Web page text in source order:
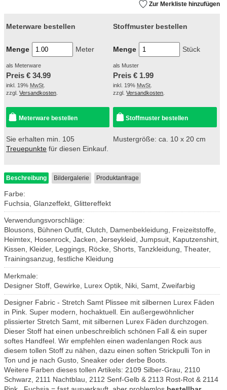
Zur Merkliste hinzufügen
Meterware bestellen
Menge Meter
als Meterware
Preis € 34.99
inkl. 19% MwSt
zzgl. Versandkosten
Meterware bestellen
Sie erhalten min. 105
Treuepunkte für diesen Einkauf.
Stoffmuster bestellen
Menge Stück
als Muster
Preis € 1.99
inkl. 19% MwSt
zzgl.Versandkosten
Stoffmuster bestellen
Mustergröße: ca. 10 x 20 cm
Beschreibung Bildergalerie Produktanfrage
Farbe:
Fuchsia, Glanzeffekt, Glittereffekt
Verwendungsvorschläge:
Blousons, Bühnen Outfit, Clutch, Damenbekleidung, Freizeitstoffe,
Heimtex, Hosenrock, Jacken, Jerseykleid, Jumpsuit, Kaputzenshirt,
Kissen, Kleider, Leggings, Röcke, Shorts, Tanzkleidung, Theater,
Trainingsanzug, festliche Kleidung
Merkmale:
Designer Stoff, Gewirke, Lurex Optik, Niki, Samt, Zweifarbig
Designer Fabric - Stretch Samt Plissee mit silbernen Lurex Fäden
in Pink. Super modern, hochaktuell. Ein außergewöhnlicher
plissierter Stretch Samt, mit silbernen Lurex Fäden durchzogen.
Dieser Stoff hat einen unbeschreiblich schönen Fall & ein super
softes Handfeel. Wir empfehlen einen wadenlangen Rock aus
diesem tollen Stoff zu nähen, dazu einen soften Strickpulli Ton in
Ton und je nach Gusto, Sneaker oder derbe Boots.
Weitere Farben dieses tollen Artikels: 2109 Silber-Grau, 2110
Schwarz, 2111 Nachtblau, 2112 Senf-Gelb & 2113 Rost-Rot & 2114